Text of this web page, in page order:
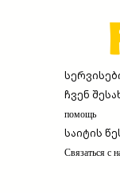
ჩვენ
помощь
საიტის
Связаться с